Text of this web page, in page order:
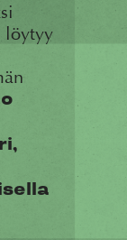
löytyy